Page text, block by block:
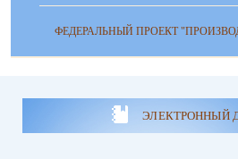
ФЕДЕРАЛЬНЫЙ ПРОЕКТ
ЭЛЕКТРОННЫЙ